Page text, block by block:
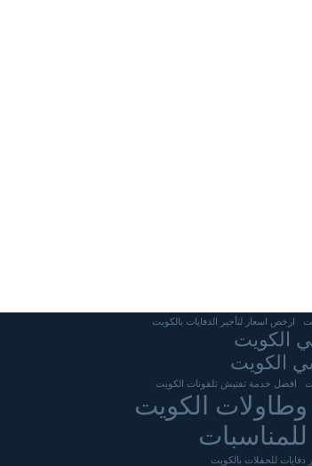
ارخص اسعار لتأجير الدفايات بالكويت
الكويت
الكويت
افضل خدمة تفتيش تلفونات الكويت
وطاولات الكويت
دفايات للحفلات بالكويت